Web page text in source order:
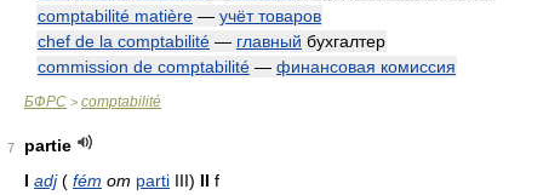
comptabilité matière — учёт товаров
chef de la comptabilité — главный бухгалтер
commission de comptabilité — финансовая комиссия
БФРС > comptabilité
7
partie
I adj( fém от parti III) II f